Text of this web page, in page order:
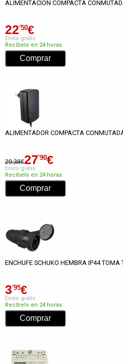
ALIMENTACIÓN COMPACTA
22'50€
Envío gratis
Recíbelo en 24 horas
ALIMENTADOR COMPACTA
29,38€27'90€
Envío gratis
Recíbelo en 24 horas
ENCHUFE SCHUKO HEMBRA IP44 TOMA
3'95€
Envío gratis
Recíbelo en 24 horas